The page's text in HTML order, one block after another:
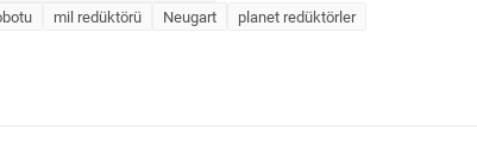
mil redüktörü Neugart
planet redüktörler